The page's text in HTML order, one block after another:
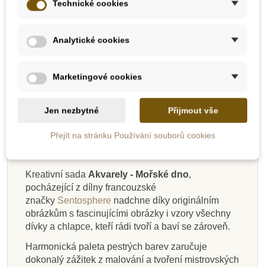
Skladem
JIRI MODELS
Doprava - Maluj
vodou
99 Kč
Skladem
CreaToys Akrylové
barvy 12 x 12 ml
75 Kč
Skladem
Sentosphere
Akvarely junior -
Štěňata
445 Kč
Skladem
Royal Langnickel
Velká sada tvoření
444 Kč
Výprodej
Skladem
Sentosphere
Akvarely - Znamení
zvěrokruhu
685 Kč856 Kč
Skladem
Sentosphere
Akvarely junior - Ve
vzduchu
327 Kč
Výprodej
Skladem
Djeco Mini dopisní
sada Elodie
396 Kč565 Kč
Skladem
Sentosphere
Akvarely - Koně
328 Kč
Popis
Detaily produktu
Ke stažení
Kreativní sada Akvarely - Mořské dno,
pocházející z dílny francouzské
značky Sentosphere nadchne díky originálním
obrázkům s fascinujícími obrázky i vzory všechny
dívky a chlapce, kteří rádi tvoří a baví se zároveň.
Harmonická paleta pestrých barev zaručuje
dokonalý zážitek z malování a tvoření mistrovských
Technické cookies
Analytické cookies
Marketingové cookies
Jen nezbytné Přijmout vše
Přejít na stránku Používání souborů cookies